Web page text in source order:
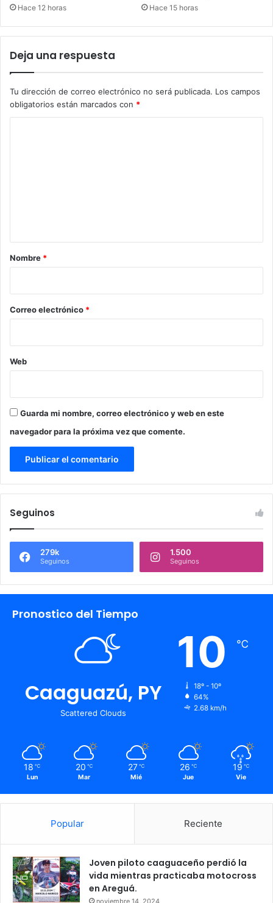
Hace 12 horas Hace 15 horas
Deja una respuesta
Tu dirección de correo electrónico no será publicada. Los campos
obligatorios están marcados con *
r
*
Nombre *
Correo electrónico *
Web
Guarda mi nombre, correo electrónico y web en este
navegador para la próxima vez que comente.
Seguinos
279k
Seguinos
1.500
Seguinos
Pronostico del Tiempo
Caaguazú, PY
Scattered Clouds
10 ℃
18º - 10º
64%
2.68 km/h
18 ℃
Lun
20 ℃
Mar
27 ℃
Mié
26 ℃
Jue
19 ℃
Vie
Popular Reciente
Joven piloto caaguaceño perdió la
vida mientras practicaba motocross
en Areguá.